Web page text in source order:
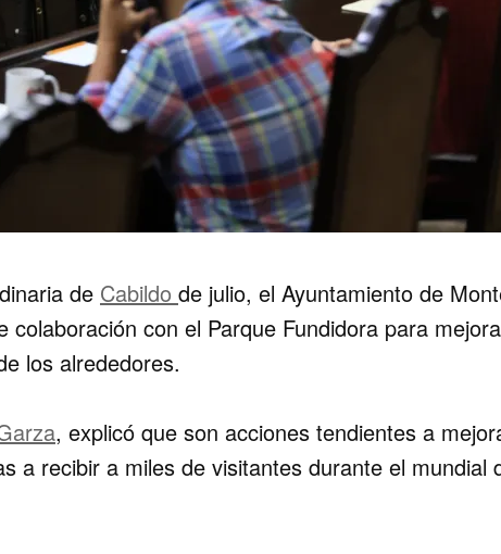
de Cabildo de julio, el Ayuntamiento de
colaboración con el Parque Fundidora para
los alrededores.
, explicó que son acciones tendientes a
a recibir a miles de visitantes durante el mundial